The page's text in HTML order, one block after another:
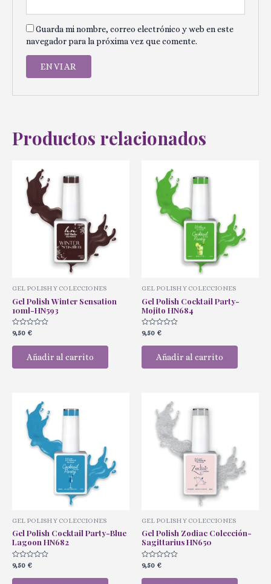
Guarda mi nombre, correo electrónico y web en este
navegador para la próxima vez que comente.
Productos relacionados
GEL POLISH Y COLECCIONES
Gel Polish Winter Sensation
10ml-HN593
Valorado
con
0
9,50 €
Añadir al carrito
GEL POLISH Y COLECCIONES
Gel Polish Cocktail Party-
Mojito HN684
Valorado
con
0
9,50 €
Añadir al carrito
GEL POLISH Y COLECCIONES
Gel Polish Cocktail Party-Blue
Lagoon HN682
Valorado
con
0
9,50 €
GEL POLISH Y COLECCIONES
Gel Polish Zodiac Colección-
Sagittarius HN650
Valorado
con
0
9,50 €